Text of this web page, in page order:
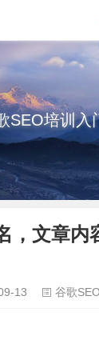
SEO培训入
，文章内
13 谷歌